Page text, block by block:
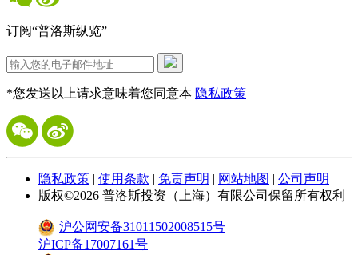
订阅“普洛斯纵览”
*您发送以上请求意味着您同意本 隐私政策
隐私政策 | 使用条款 | 免责声明 | 网站地图 | 公司声明
版权©2026 普洛斯投资（上海）有限公司保留所有权利
沪公网安备31011502008515号
沪ICP备17007161号